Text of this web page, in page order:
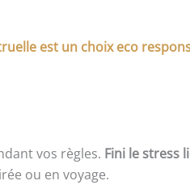
est un choix eco
vos règles. Fini le stress
ou en voyage.